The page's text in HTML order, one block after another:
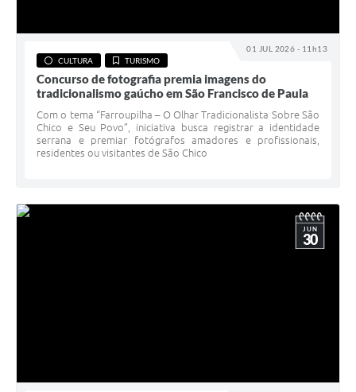
01 JUL 2026 - 11h13
CULTURA TURISMO
Concurso de fotografia premia imagens do
tradicionalismo gaúcho em São Francisco de Paula
Com o tema “Farroupilha – O Olhar Tradicionalista Sobre São
Chico e Seu Povo”, iniciativa busca registrar a identidade
serrana e premiar fotógrafos amadores e profissionais,
residentes ou visitantes de São Chico
JUN
30